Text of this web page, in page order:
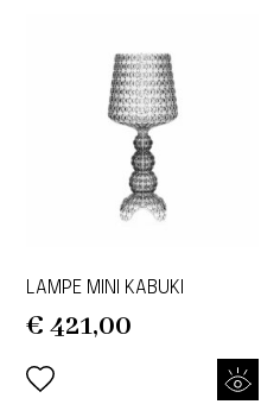
LAMPE MINI KABUKI
€ 421,00